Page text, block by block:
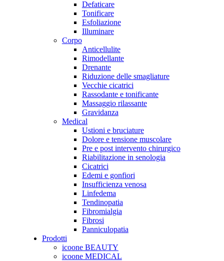
Defaticare
Tonificare
Esfoliazione
Illuminare
Corpo
Anticellulite
Rimodellante
Drenante
Riduzione delle smagliature
Vecchie cicatrici
Rassodante e tonificante
Massaggio rilassante
Gravidanza
Medical
Ustioni e bruciature
Dolore e tensione muscolare
Pre e post intervento chirurgico
Riabilitazione in senologia
Cicatrici
Edemi e gonfiori
Insufficienza venosa
Linfedema
Tendinopatia
Fibromialgia
Fibrosi
Panniculopatia
Prodotti
icoone BEAUTY
icoone MEDICAL